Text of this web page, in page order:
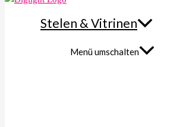
Stelen & Vitrinen
Menü umschalten